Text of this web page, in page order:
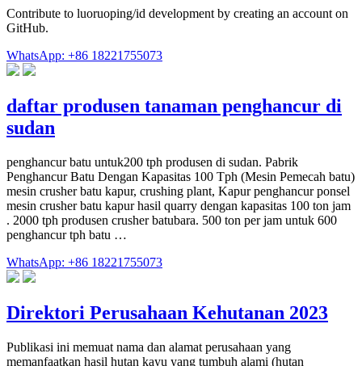
Contribute to luoruoping/id development by creating an account on
GitHub.
WhatsApp: +86 18221755073
daftar produsen tanaman penghancur di
sudan
penghancur batu untuk200 tph produsen di sudan. Pabrik
Penghancur Batu Dengan Kapasitas 100 Tph (Mesin Pemecah batu)
mesin crusher batu kapur, crushing plant, Kapur penghancur ponsel
mesin crusher batu kapur hasil quarry dengan kapasitas 100 ton jam
. 2000 tph produsen crusher batubara. 500 ton per jam untuk 600
penghancur tph batu …
WhatsApp: +86 18221755073
Direktori Perusahaan Kehutanan 2023
Publikasi ini memuat nama dan alamat perusahaan yang
memanfaatkan hasil hutan kayu yang tumbuh alami (hutan